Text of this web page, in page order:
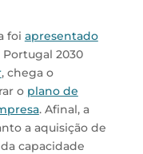
foi apresentado
2030
, chega o
o plano de
. Afinal, a
a aquisição de
capacidade